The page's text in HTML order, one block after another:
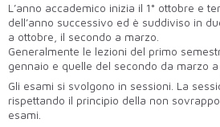
L’anno accademico inizia il 1° ottobre e
dell’anno successivo ed è suddiviso in
a ottobre, il secondo a marzo.
Generalmente le lezioni del primo
gennaio e quelle del secondo da marzo a
Gli esami si svolgono in sessioni. La
rispettando il principio della non
esami.